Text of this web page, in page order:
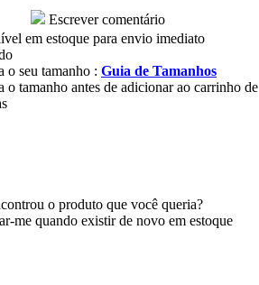
Escrever comentário
em estoque para envio imediato
o seu tamanho : Guia de Tamanhos
o tamanho antes de adicionar ao carrinho de
o produto que você queria?
me quando existir de novo em estoque